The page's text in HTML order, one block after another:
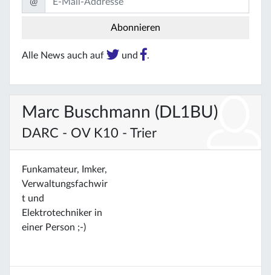
Alle News auch auf und .
Marc Buschmann (DL1BU)
DARC - OV K10 - Trier
Funkamateur, Imker,
Verwaltungsfachwir
t und
Elektrotechniker in
einer Person ;-)